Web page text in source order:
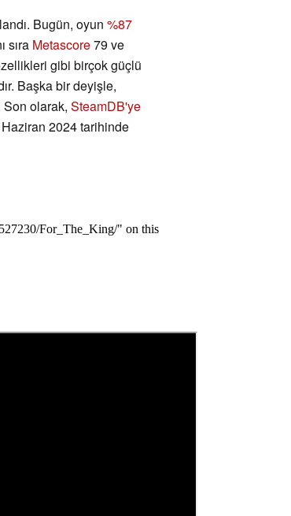
Bugün, oyun %87
sıra Metascore79 ve
gibi birçok güçlü
Başka bir deyişle,
Son olarak, SteamDB'ye
2024 tarihinde